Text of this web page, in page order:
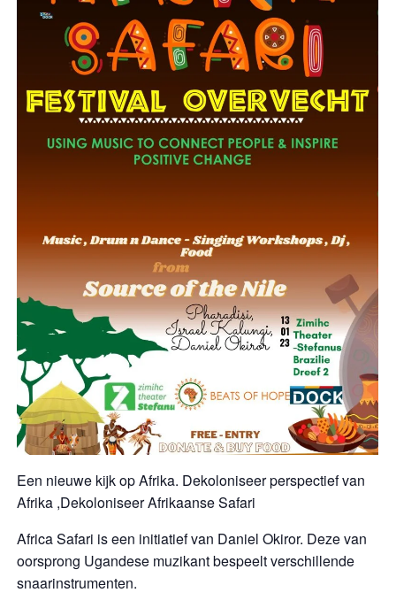
Een nieuwe kijk op Afrika. Dekoloniseer perspectief van
Afrika ,Dekoloniseer Afrikaanse Safari
Africa Safari is een initiatief van Daniel Okiror. Deze van
oorsprong Ugandese muzikant bespeelt verschillende
snaarinstrumenten.